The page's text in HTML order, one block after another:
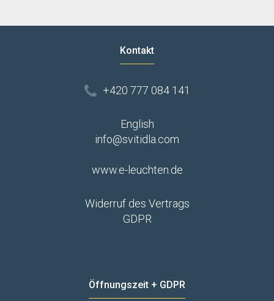
Kontakt
+420 777 084 141
English
info@svitidla.com
www.e-leuchten.de
Widerruf des Vertrags
GDPR
Öffnungszeit + GDPR